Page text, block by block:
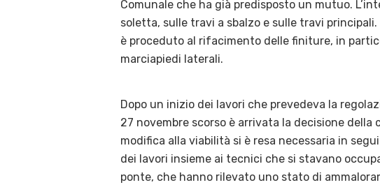
Comunale che ha già predisposto un mutuo.
soletta, sulle travi a sbalzo e sulle travi
è proceduto al rifacimento delle finiture, in
marciapiedi laterali.
Dopo un inizio dei lavori che prevedeva la
27 novembre scorso è arrivata la decisione
modifica alla viabilità si è resa necessaria in
dei lavori insieme ai tecnici che si stavano
ponte, che hanno rilevato uno stato di